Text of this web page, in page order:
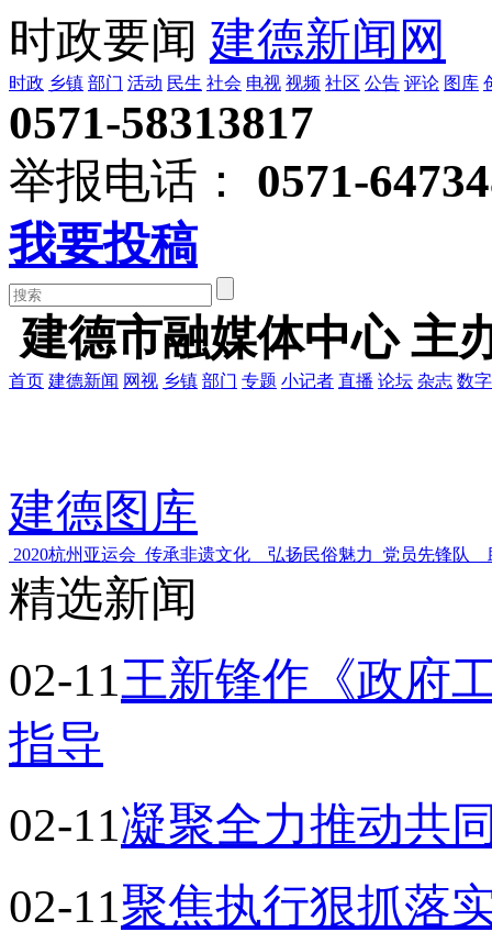
时政要闻 建德新闻网
时政 乡镇 部门 活动 民生 社会 电视 视频 社区 公告 评论 图库
0571-58313817
举报电话：
0571-
我要投稿
建德市融媒体中心 主
首页 建德新闻 网视 乡镇 部门 专题 小记者 直播 论坛 杂志 数
建德图库
2020杭州亚运会 传承非遗文化 弘扬民俗魅力 党员先锋队
精选新闻
02-11王新锋作《政府
指导
02-11凝聚全力推动共
02-11聚焦执行狠抓落